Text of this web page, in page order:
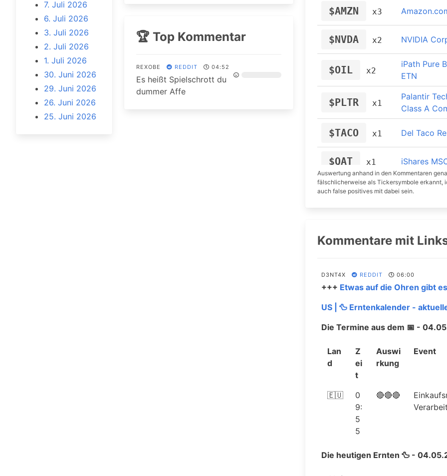
7. Juli 2026
6. Juli 2026
3. Juli 2026
2. Juli 2026
1. Juli 2026
30. Juni 2026
29. Juni 2026
26. Juni 2026
25. Juni 2026
🏆 Top Kommentar
REXOBE REDDIT 04:52
Es heißt Spielschrott du
dummer Affe
A2QHVS x1 ROBLOX
A0YJQ2 x1 Berkshire
A1JGSL Yandex
907391 x1 Schoeller-
$AMZN x3
$NVDA x2 NVIDIA
$OIL x2
iPath Pure
ETN
$PLTR x1
Palantir
Class A
$TACO x1 Del Taco
$QAT x1 iShares
$WTI x1
W&T
$MSFT x1 Microsoft
$TQQQ x1 ProShares
Inc. (The)
$BNTX
$AEO
American
Inc.
Auswertung anhand in den Kommentaren
fälschlicherweise als Tickersymbole erkannt,
auch false positives mit dabei sein.
Kommentare mit
D3NT4X REDDIT 06:00
+++ Etwas auf die Ohren gibt
US | 🦆 Erntenkalender -
Die Termine aus dem 📅 -
Lan
d
Z
ei
t
Auswi
rkung
Event
🇪🇺
0
9:
5
5
🔴🔴🔴
Die heutigen Ernten 🦆 -